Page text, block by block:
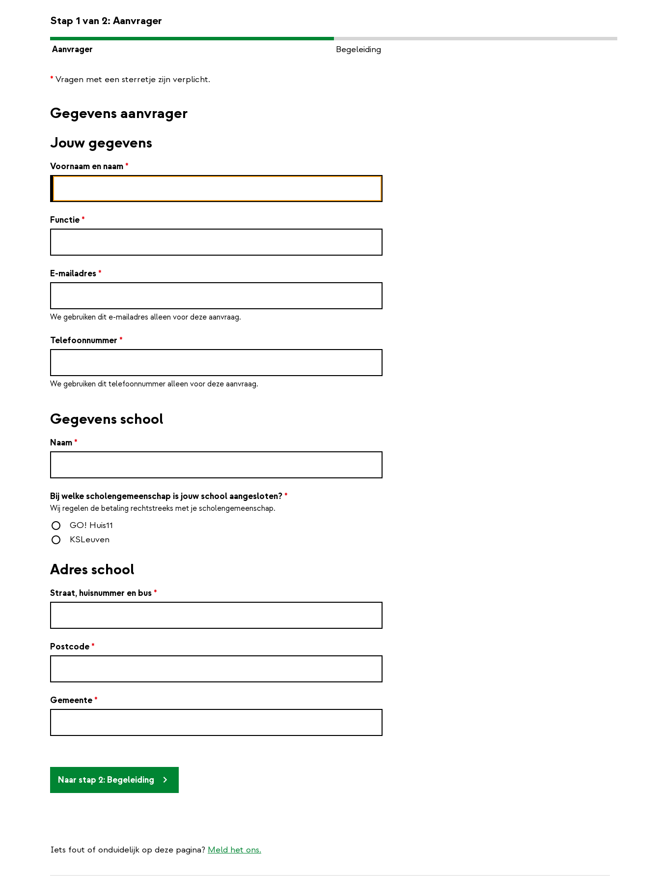
Stap 1 van 2: Aanvrager
Aanvrager Begeleiding
* Vragen met een sterretje zijn verplicht.
Gegevens aanvrager
Jouw gegevens
Voornaam en naam *
Functie *
E-mailadres *
We gebruiken dit e-mailadres alleen voor deze aanvraag.
Telefoonnummer *
We gebruiken dit telefoonnummer alleen voor deze aanvraag.
Gegevens school
Naam *
Bij welke scholengemeenschap is jouw school aangesloten? *
Wij regelen de betaling rechtstreeks met je scholengemeenschap.
GO! Huis11
KSLeuven
Adres school
Straat, huisnummer en bus *
Postcode *
Gemeente *
Naar stap 2: Begeleiding
Iets fout of onduidelijk op deze pagina? Meld het ons.